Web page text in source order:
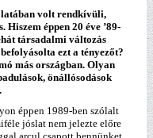
volt rendkívüli,
éppen 20 éve ’89-
társadalmi változás
ezt a tényezőt?
más országban. Olyan
önállósodások
éppen 1989-ben szólalt
jóslat nem jelezte előre